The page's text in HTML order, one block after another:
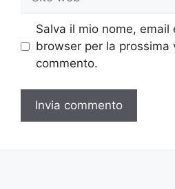
web
Salva il mio nome,
browser per la prossima
commento.